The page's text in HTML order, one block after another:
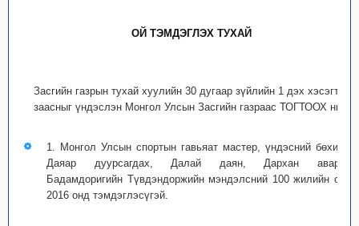
ОЙ ТЭМДЭГЛЭХ ТУХАЙ
Засгийн газрын тухай хуулийн 30 дугаар зүйлийн 1 дэх хэсэгт
заасныг үндэслэн Монгол Улсын Засгийн газраас ТОГТООХ нь:
1. Монгол Улсын спортын гавьяат мастер, үндэсний бөхийн
Даяар дуурсагдах, Далай даян, Дархан аварга
Бадамдоригийн Түвдэндоржийн мэндэлсний 100 жилийн ойг
2016 онд тэмдэглэсүгэй.